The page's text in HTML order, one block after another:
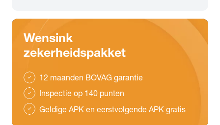
Wensink
zekerheidspakket
check 12 maanden BOVAG garantie
check Inspectie op 140 punten
check Geldige APK en eerstvolgende APK gratis